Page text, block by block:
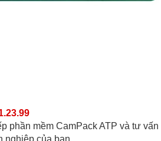
phần mềm CamPack ATP và tư vấn
của bạn.